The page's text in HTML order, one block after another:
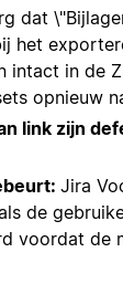
dat
het
intact in de
opnieuw
link zijn
Jira
de
voordat de